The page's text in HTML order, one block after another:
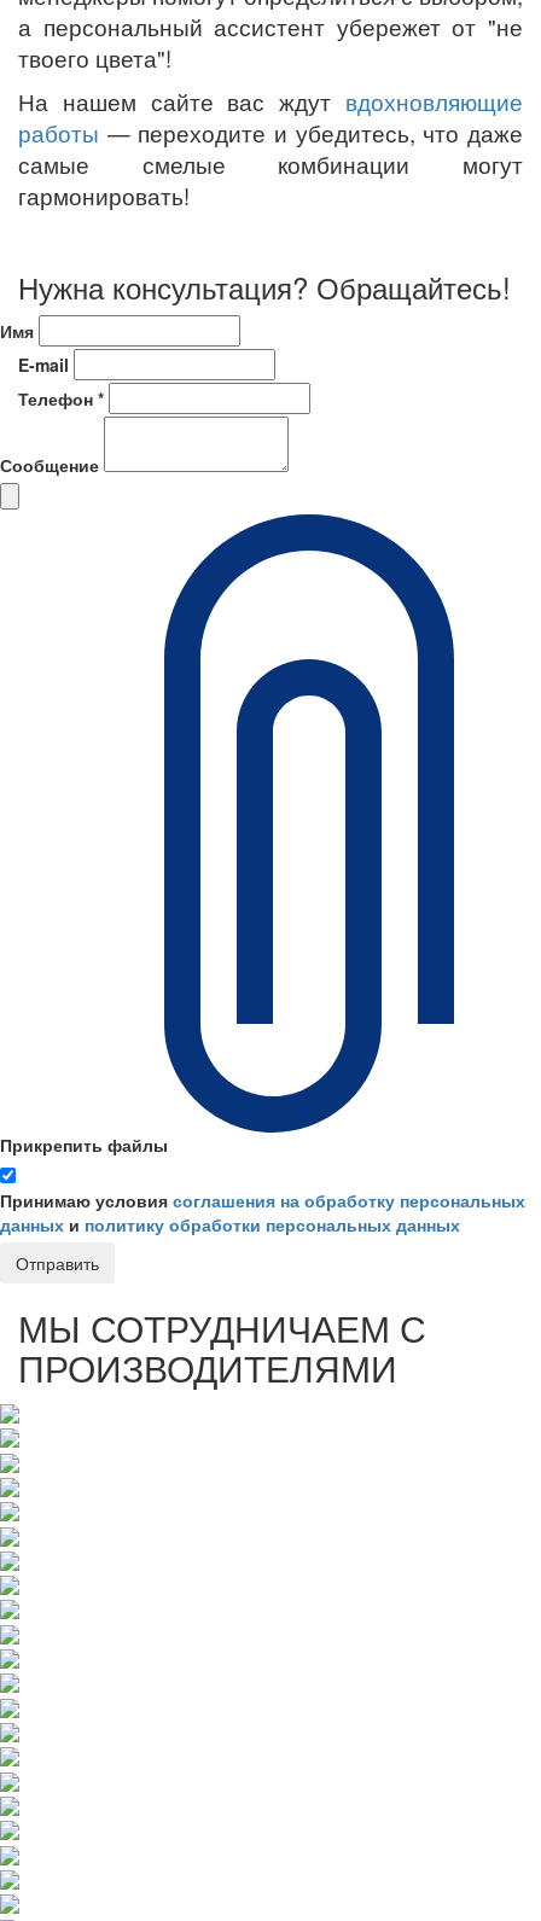
а персональный ассистент убережет от "не
твоего цвета"!
На нашем сайте вас ждут вдохновляющие
работы — переходите и убедитесь, что даже
самые смелые комбинации могут
гармонировать!
Нужна консультация? Обращайтесь!
Имя
E-mail
Телефон *
Сообщение
Прикрепить файлы
Принимаю условия соглашения на обработку персональных
данных и политику обработки персональных данных
Отправить
МЫ СОТРУДНИЧАЕМ С
ПРОИЗВОДИТЕЛЯМИ